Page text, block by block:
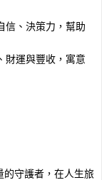
信、決策力，幫助
財運與豐收，寓意
的守護者，在人生旅